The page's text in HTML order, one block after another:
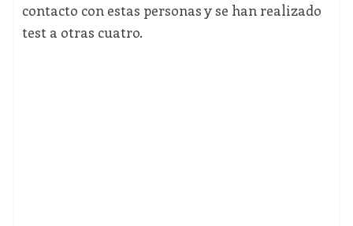
contacto con estas personas y se han realizado
test a otras cuatro.